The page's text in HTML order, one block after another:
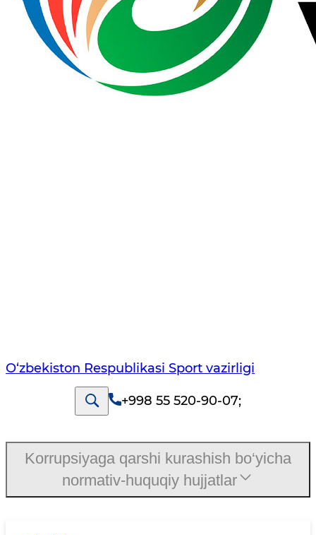
O‘zbekiston Respublikasi Sport vazirligi
+998 55 520-90-07;
Korrupsiyaga qarshi kurashish bo‘yicha
normativ-huquqiy hujjatlar